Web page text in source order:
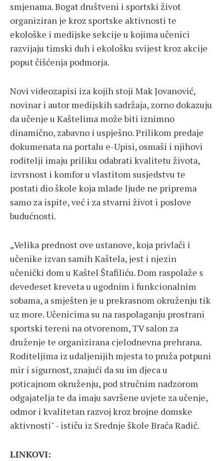
smjenama. Bogat društveni i sportski život
organiziran je kroz sportske aktivnosti te
ekološke i medijske sekcije u kojima učenici
razvijaju timski duh i ekološku svijest kroz akcije
poput čišćenja podmorja.
Novi videozapisi iza kojih stoji Mak Jovanović,
novinar i autor medijskih sadržaja, zorno dokazuju
da učenje u Kaštelima može biti iznimno
dinamično, zabavno i uspješno. Prilikom predaje
dokumenata na portalu e-Upisi, osmaši i njihovi
roditelji imaju priliku odabrati kvalitetu života,
izvrsnost i komfor u vlastitom susjedstvu te
postati dio škole koja mlade ljude ne priprema
samo za ispite, već i za stvarni život i poslove
budućnosti.
„Velika prednost ove ustanove, koja privlači i
učenike izvan samih Kaštela, jest i njezin
učenički dom u Kaštel Štafiliću. Dom raspolaže s
devedeset kreveta u ugodnim i funkcionalnim
sobama, a smješten je u prekrasnom okruženju tik
uz more. Učenicima su na raspolaganju prostrani
sportski tereni na otvorenom, TV salon za
druženje te organizirana cjelodnevna prehrana.
Roditeljima iz udaljenijih mjesta to pruža potpuni
mir i sigurnost, znajući da su im djeca u
poticajnom okruženju, pod stručnim nadzorom
odgajatelja te da imaju savršene uvjete za učenje,
odmor i kvalitetan razvoj kroz brojne domske
aktivnosti" - ističu iz Srednje škole Braća Radić.
LINKOVI: